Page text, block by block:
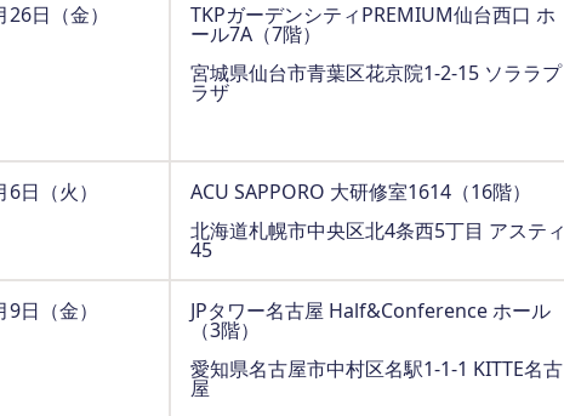
26日（金） TKPガーデンシティPREMIUM仙台西口 ホ
ール7A（7階）
宮城県仙台市青葉区花京院1-2-15 ソララプ
ラザ
6日（火）
ACU SAPPORO 大研修室1614（16階）
北海道札幌市中央区北4条西5丁目 アスティ
45
9日（金） JPタワー名古屋 Half&Conference ホール
（3階）
愛知県名古屋市中村区名駅1-1-1 KITTE名古
屋